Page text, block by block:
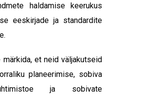
haldamise keerukus
eeskirjade ja standardite
et neid väljakutseid
planeerimise, sobiva
ja sobivate